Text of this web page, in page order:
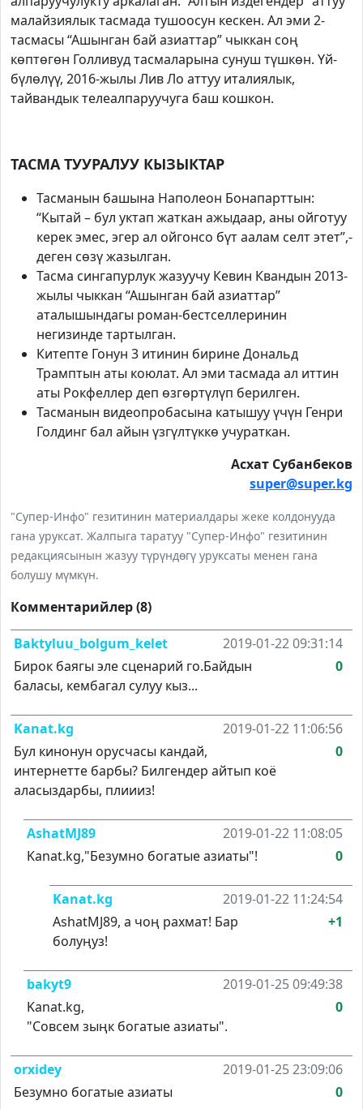
малайзиялык тасмада тушоосун кескен. Ал эми 2-
тасмасы “Ашынган бай азиаттар” чыккан соң
көптөгөн Голливуд тасмаларына сунуш түшкөн. Үй-
бүлөлүү, 2016-жылы Лив Ло аттуу италиялык,
тайвандык телеалпаруучуга баш кошкон.
ТАСМА ТУУРАЛУУ КЫЗЫКТАР
Тасманын башына Наполеон Бонапарттын:
“Кытай – бул уктап жаткан ажыдаар, аны ойготуу
керек эмес, эгер ал ойгонсо бүт аалам селт этет”,-
деген сөзү жазылган.
Тасма сингапурлук жазуучу Кевин Квандын 2013-
жылы чыккан “Ашынган бай азиаттар”
аталышындагы роман-бестселлеринин
негизинде тартылган.
Китепте Гонун 3 итинин бирине Дональд
Трамптын аты коюлат. Ал эми тасмада ал иттин
аты Рокфеллер деп өзгөртүлүп берилген.
Тасманын видеопробасына катышуу үчүн Генри
Голдинг бал айын үзгүлтүккө учураткан.
Асхат Субанбеков
super@super.kg
"Супер-Инфо" гезитинин материалдары жеке колдонууда
гана уруксат. Жалпыга таратуу "Супер-Инфо" гезитинин
редакциясынын жазуу түрүндөгү уруксаты менен гана
болушу мүмкүн.
Комментарийлер (8)
Baktyluu_bolgum_kelet
2019-01-22 09:31:14
Бирок баягы эле сценарий го.Байдын
баласы, кембагал сулуу кыз...
0
Kanat.kg
2019-01-22 11:06:56
Бул кинонун орусчасы кандай,
интернетте барбы? Билгендер айтып коё
аласыздарбы, плиииз!
0
AshatMJ89
2019-01-22 11:08:05
Kanat.kg,"Безумно богатые азиаты"!
0
Kanat.kg
2019-01-22 11:24:54
AshatMJ89, а чоң рахмат! Бар
болуңуз!
+1
bakyt9
2019-01-25 09:49:38
Kanat.kg,
"Совсем зыңк богатые азиаты".
0
orxidey
2019-01-25 23:09:06
Безумно богатые азиаты
0